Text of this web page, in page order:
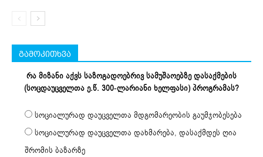
გამოკითხვა
რა მიზანი აქვს საზოგადოებრივ სამუშაოებზე დასაქმების
(სოცდაუცველთა ე.წ. 300-ლარიანი ხელფასი) პროგრამას?
სოციალურად დაუცველთა მდგომარეობის გაუმჯობესება
სოციალურად დაუცველთა დახმარება, დასაქმდეს ღია
შრომის ბაზარზე